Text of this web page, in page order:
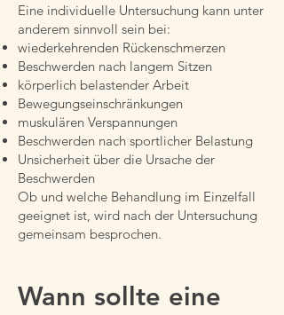
Eine individuelle Untersuchung kann unter
anderem sinnvoll sein bei:
wiederkehrenden Rückenschmerzen
Beschwerden nach langem Sitzen
körperlich belastender Arbeit
Bewegungseinschränkungen
muskulären Verspannungen
Beschwerden nach sportlicher Belastung
Unsicherheit über die Ursache der
Beschwerden
Ob und welche Behandlung im Einzelfall
geeignet ist, wird nach der Untersuchung
gemeinsam besprochen.
Wann sollte eine